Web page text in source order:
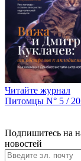
Читайте журнал
Питомцы N° 5 /
Подпишитесь на
новостей